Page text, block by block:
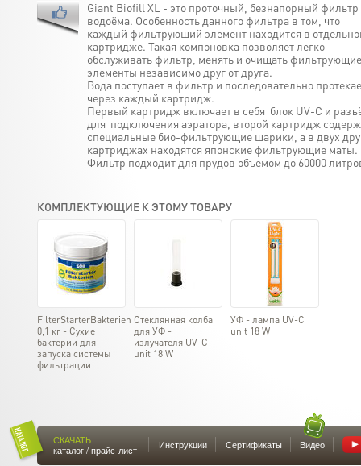
Giant Biofill XL - это проточный, безнапорный фильтр
водоёма. Особенность данного фильтра в том, что
каждый фильтрующий элемент находится в
картридже. Такая компоновка позволяет легко
обслуживать фильтр, менять и очищать фильтрующие
элементы независимо друг от друга.
Вода поступает в фильтр и последовательно
через каждый картридж.
Первый картридж включает в себя блок UV-C и
для подключения аэратора, второй картридж
специальные био-фильтрующие шарики, а в двух
картриджах находятся японские фильтрующие маты.
Фильтр подходит для прудов объемом до 60000
КОМПЛЕКТУЮЩИЕ К ЭТОМУ ТОВАРУ
FilterStarterBakterien
0,1 кг - Сухие
бактерии для
запуска системы
фильтрации
Стеклянная колба
для УФ -
излучателя UV-C
unit 18 W
УФ - лампа UV-C
unit 18 W
СКАЧАТЬ
каталог / прайс-лист
Инструкции Сертификаты Видео